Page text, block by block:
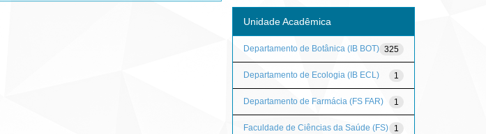
Unidade Acadêmica
325
Departamento de Botânica (IB BOT)
1
Departamento de Ecologia (IB ECL)
1
Departamento de Farmácia (FS FAR)
1
Faculdade de Ciências da Saúde (FS)